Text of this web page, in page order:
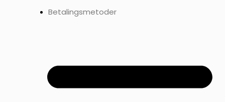
Betalingsmetoder